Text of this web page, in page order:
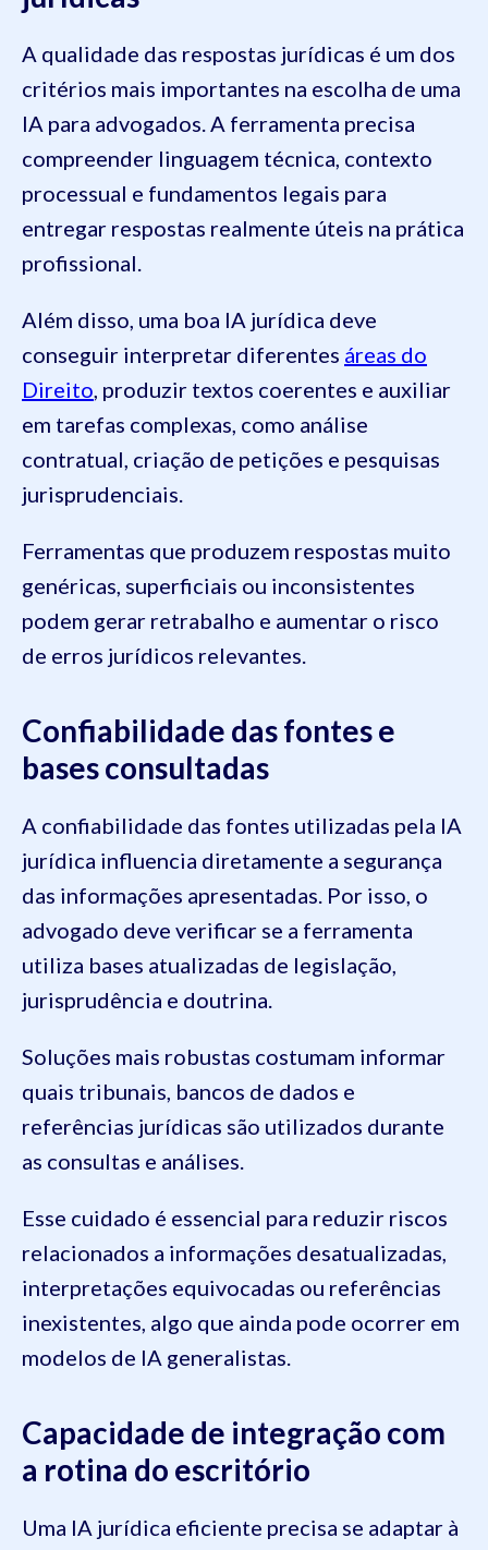
A qualidade das respostas jurídicas é um dos
critérios mais importantes na escolha de uma
IA para advogados. A ferramenta precisa
compreender linguagem técnica, contexto
processual e fundamentos legais para
entregar respostas realmente úteis na prática
profissional.
Além disso, uma boa IA jurídica deve
conseguir interpretar diferentes áreas do
Direito, produzir textos coerentes e auxiliar
em tarefas complexas, como análise
contratual, criação de petições e pesquisas
jurisprudenciais.
Ferramentas que produzem respostas muito
genéricas, superficiais ou inconsistentes
podem gerar retrabalho e aumentar o risco
de erros jurídicos relevantes.
Confiabilidade das fontes e
bases consultadas
A confiabilidade das fontes utilizadas pela IA
jurídica influencia diretamente a segurança
das informações apresentadas. Por isso, o
advogado deve verificar se a ferramenta
utiliza bases atualizadas de legislação,
jurisprudência e doutrina.
Soluções mais robustas costumam informar
quais tribunais, bancos de dados e
referências jurídicas são utilizados durante
as consultas e análises.
Esse cuidado é essencial para reduzir riscos
relacionados a informações desatualizadas,
interpretações equivocadas ou referências
inexistentes, algo que ainda pode ocorrer em
modelos de IA generalistas.
Capacidade de integração com
a rotina do escritório
Uma IA jurídica eficiente precisa se adaptar à